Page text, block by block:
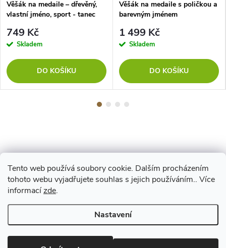
Tento web používá soubory cookie. Dalším procházením
tohoto webu vyjadřujete souhlas s jejich používáním.. Více
informacízde.
Nastavení
Věšák na medaile – dřevěný,
vlastní jméno, sport - tanec
749 Kč
Skladem
DO KOŠÍKU
Věšák na medaile s poličkou a
barevným jménem
1 499 Kč
Skladem
DO KOŠÍKU
Z
á
pCopyright 2026www.vyrejeme.cz. Všechna práva vyhrazena.Upravit
nastavení cookies